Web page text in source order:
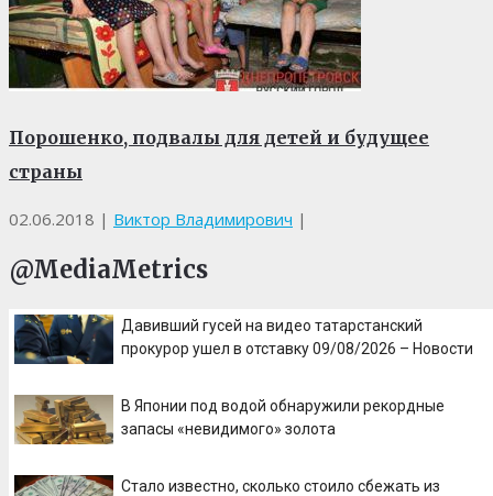
Порошенко, подвалы для детей и будущее
страны
02.06.2018 | Виктор Владимирович |
@MediaMetrics
Давивший гусей на видео татарстанский
прокурор ушел в отставку 09/08/2026 – Новости
В Японии под водой обнаружили рекордные
запасы «невидимого» золота
Стало известно, сколько стоило сбежать из